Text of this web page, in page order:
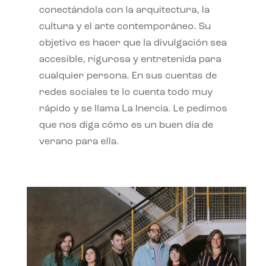
conectándola con la arquitectura, la
cultura y el arte contemporáneo. Su
objetivo es hacer que la divulgación sea
accesible, rigurosa y entretenida para
cualquier persona. En sus cuentas de
redes sociales te lo cuenta todo muy
rápido y se llama La Inercia. Le pedimos
que nos diga cómo es un buen día de
verano para ella.